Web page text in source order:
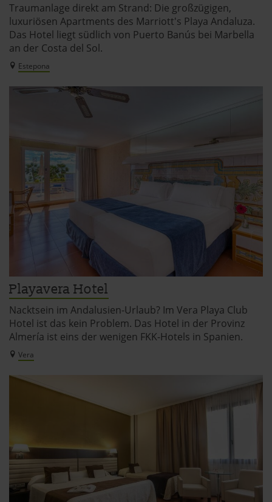
Traumanlage direkt am Strand: Die großzügigen,
luxuriösen Apartments des Marriott's Playa Andaluza.
Das Hotel liegt südlich von Puerto Banús bei Marbella
an der Costa del Sol.
Estepona
Playavera Hotel
Nacktsein im Andalusien-Urlaub? Im Vera Playa Club
Hotel ist das kein Problem. Das Hotel in der Provinz
Almería ist eins der wenigen FKK-Hotels in Spanien.
Vera